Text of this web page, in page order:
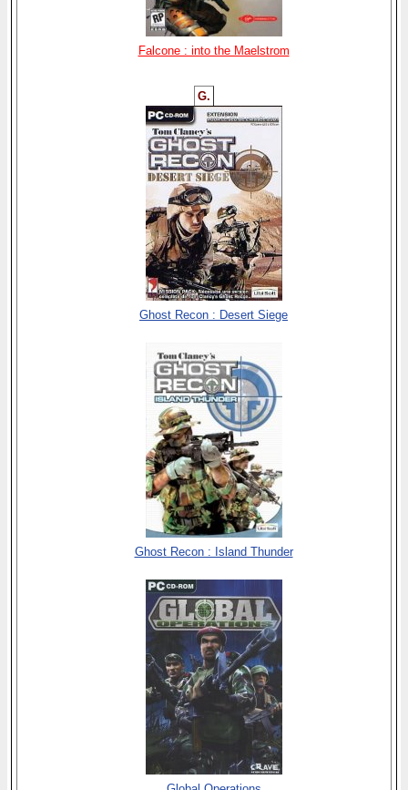
Falcone : into the Maelstrom
G.
Ghost Recon : Desert Siege
Ghost Recon : Island Thunder